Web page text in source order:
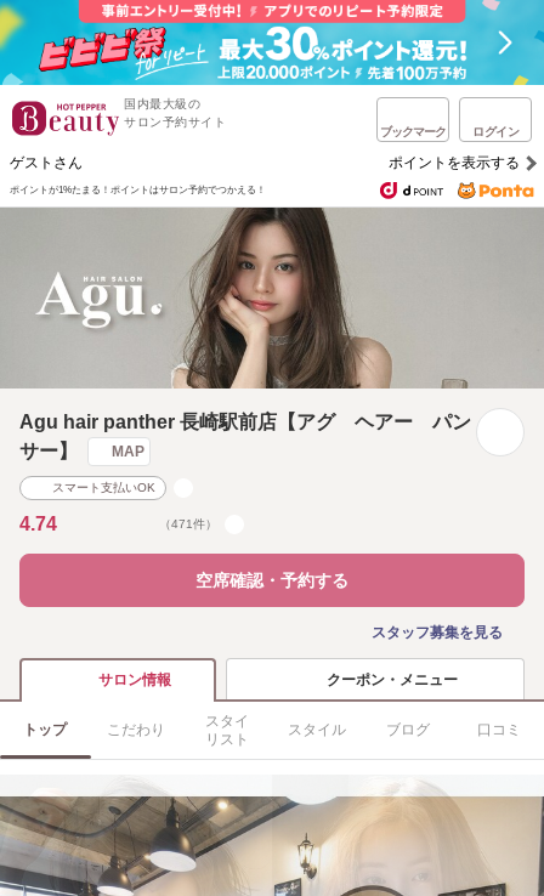
国内最大級の
サロン予約サイト
ブックマーク ログイン
ゲストさん ポイントを表示する
ポイントが1%たまる！ ポイントはサロン予約でつかえる！
Agu hair panther 長崎駅前店【アグ ヘアー パン
サー】
MAP
スマート支払いOK
4.74 （471件）
空席確認・予約する
スタッフ募集を見る
サロン情報 クーポン・メニュー
トップ こだわり
スタイ
リスト
スタイル ブログ 口コミ